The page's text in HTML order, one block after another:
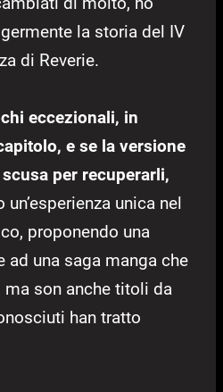
la storia del IV
di Reverie.
eccezionali, in
e se la versione
per recuperarli,
unica nel
proponendo una
ad una saga manga che
ma son anche titoli da
han tratto